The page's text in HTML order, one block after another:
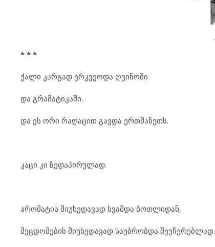
* * *
ქალი კარგად ერკვეოდა ღვინოში
და გრამატიკაში.
და ეს ორი რაღაცით გავდა ერთმანეთს.
კაცი კი ზედაპირულად.
არომატის მიუხედავად სვამდა ბოთლიდან,
შეცდომების მიუხედავად საუბრობდა შეუჩერებლად.